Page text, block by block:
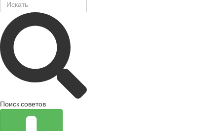
Поиск советов